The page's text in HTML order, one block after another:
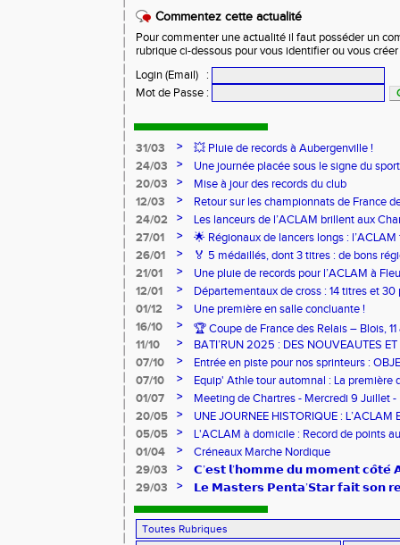
Commentez cette actualité
Pour commenter une actualité il faut posséder un
rubrique ci-dessous pour vous identifier ou vous
Login (Email)
:
Mot de Passe :
31/03 >
💥 Pluie de records à Aubergenville !
24/03
>
Une journée placée sous le signe du
20/03
>
Mise à jour des records du club
12/03
>
Retour sur les championnats de France
24/02
>
Les lanceurs de l’ACLAM brillent aux
Lancers Longs à Nice
27/01 >
🌟 Régionaux de lancers longs :
sur-Loire
26/01 >
🏅 5 médaillés, dont 3 titres : de bons
pour l’Aclam !
21/01 >
Une pluie de records pour l’ACLAM à
12/01
>
Départementaux de cross : 14 titres et 30
01/12
>
Une première en salle concluante !
16/10
>
🏆 Coupe de France des Relais – Blois,
11/10
>
BATI’RUN 2025 : DES NOUVEAUTES
07/10
>
Entrée en piste pour nos sprinteurs :
FRANCE !
07/10 >
Equip' Athle tour automnal : La première
jeunes !
01/07 >
Meeting de Chartres - Mercredi 9 Juillet
20/05
>
UNE JOURNEE HISTORIQUE : L’ACLAM
05/05
>
L'ACLAM à domicile : Record de points
01/04
>
Créneaux Marche Nordique
29/03
>
𝗖’𝗲𝘀𝘁 𝗹’𝗵𝗼𝗺𝗺𝗲 𝗱𝘂 𝗺𝗼𝗺𝗲𝗻𝘁 𝗰𝗼̂𝘁𝗲́
29/03
>
𝗟𝗲 𝗠𝗮𝘀𝘁𝗲𝗿𝘀 𝗣𝗲𝗻𝘁𝗮’𝗦𝘁𝗮𝗿 𝗳𝗮𝗶𝘁 𝘀𝗼𝗻